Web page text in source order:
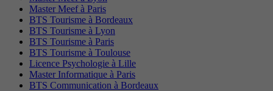
Master Meef à Paris
BTS Tourisme à Bordeaux
BTS Tourisme à Lyon
BTS Tourisme à Paris
BTS Tourisme à Toulouse
Licence Psychologie à Lille
Master Informatique à Paris
BTS Communication à Bordeaux